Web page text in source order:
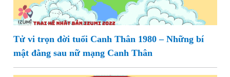
Tử vi trọn đời tuổi Canh Thân 1980 – Những bí
mật đằng sau nữ mạng Canh Thân